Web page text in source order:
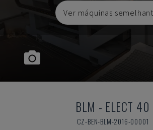
Ver máquinas
BLM - ELECT 40
CZ-BEN-BLM-2016-00001